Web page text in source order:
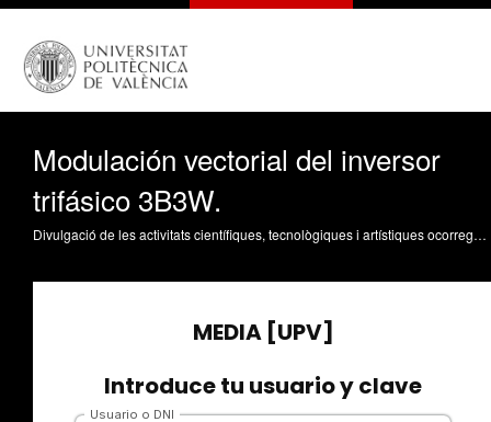
Modulación vectorial del inversor
trifásico 3B3W.
Divulgació de les activitats científiques, tecnològiques i artístiques ocorregudes en els tres campus de la UPV